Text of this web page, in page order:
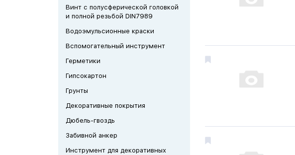
Винт с полусферической головкой
и полной резьбой DIN7989
Водоэмульсионные краски
Вспомогательный инструмент
Герметики
Гипсокартон
Грунты
Декоративные покрытия
Дюбель-гвоздь
Забивной анкер
Инструмент для декоративных